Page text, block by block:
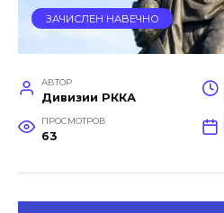
ЗАЧИСЛЕН НАВЕЧНО
АВТОР
Дивизии РККА
ПРОСМОТРОВ
63